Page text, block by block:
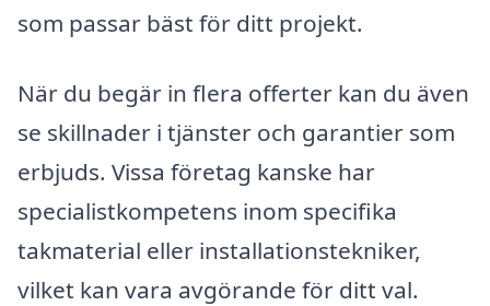
som passar bäst för ditt projekt.
När du begär in flera offerter kan du även
se skillnader i tjänster och garantier som
erbjuds. Vissa företag kanske har
specialistkompetens inom specifika
takmaterial eller installationstekniker,
vilket kan vara avgörande för ditt val.